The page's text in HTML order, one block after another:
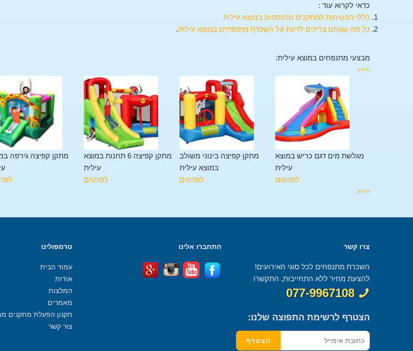
כדאי לקרוא עוד :
כללי הבטיחות למתקנים מתנפחים במוצא עילית
כל מה שאתם צריכים לדעת על השכרת מתנפחים במוצא עילית.
מבצעי מתנפחים במוצא עילית:
>>>
מתקן קפיצה גירפה
מתקן קפיצה 6 תחנות במוצא
עילית
לפרטים
מתקן קפיצה בינוני משולב
במוצא עילית
לפרטים
מגלשת מים דגם כריש במוצא
עילית
לפרטים
<<<
צרו קשר
השכרת מתנפחים לכל סוגי האירועים!
להצעת מחיר ללא התחייבות, התקשרו
077-9967108
הצטרף לרשימת התפוצה שלנו:
התחברו אלינו טרמפולינו
עמוד הבית
אודות
המלצות
מאמרים
תקנון הפעלת מתקנים
צור קשר